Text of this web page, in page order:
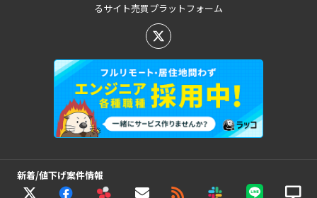
るサイト売買プラットフォーム
新着/値下げ案件情報